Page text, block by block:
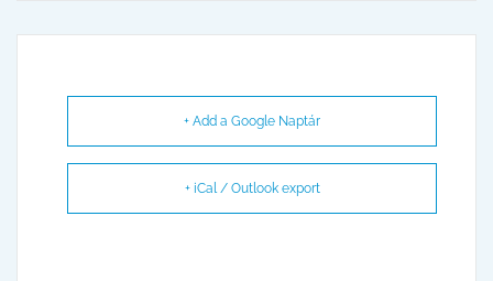
+ Add a Google Naptár
+ iCal / Outlook export